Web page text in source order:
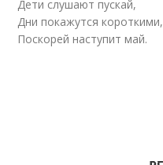
Дети слушают пускай,
Дни покажутся короткими,
Поскорей наступит май.